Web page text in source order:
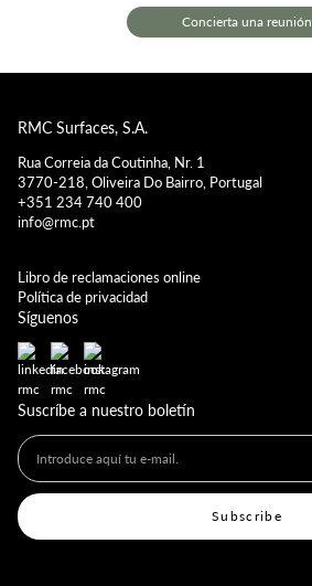
Concierta una reunión
RMC Surfaces, S.A.
Rua Correia da Coutinha, Nr. 1
3770-218, Oliveira Do Bairro, Portugal
+351 234 740 400
info@rmc.pt
Libro de reclamaciones online
Política de privacidad
Síguenos
Suscríbe a nuestro boletín